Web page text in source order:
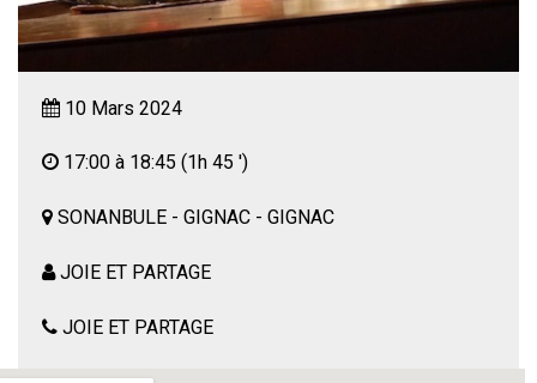
10 Mars 2024
17:00 à 18:45 (1h 45 ')
SONANBULE - GIGNAC - GIGNAC
JOIE ET PARTAGE
JOIE ET PARTAGE